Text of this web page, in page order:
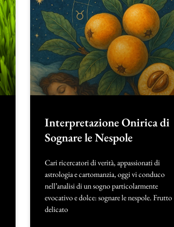
Interpretazione Onirica di
Sognare le Nespole
Cari ricercatori di verità, appassionati di
astrologia e cartomanzia, oggi vi conduco
nell’analisi di un sogno particolarmente
evocativo e dolce: sognare le nespole. Frutto
delicato